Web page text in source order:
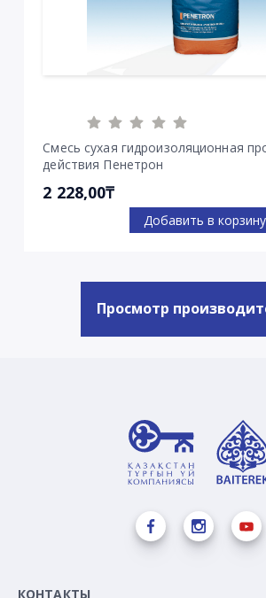
Смесь сухая гидроизоляционная
действия Пенетрон
2 228,00₸
Добавить в корзину
Просмотр
КОНТАКТЫ